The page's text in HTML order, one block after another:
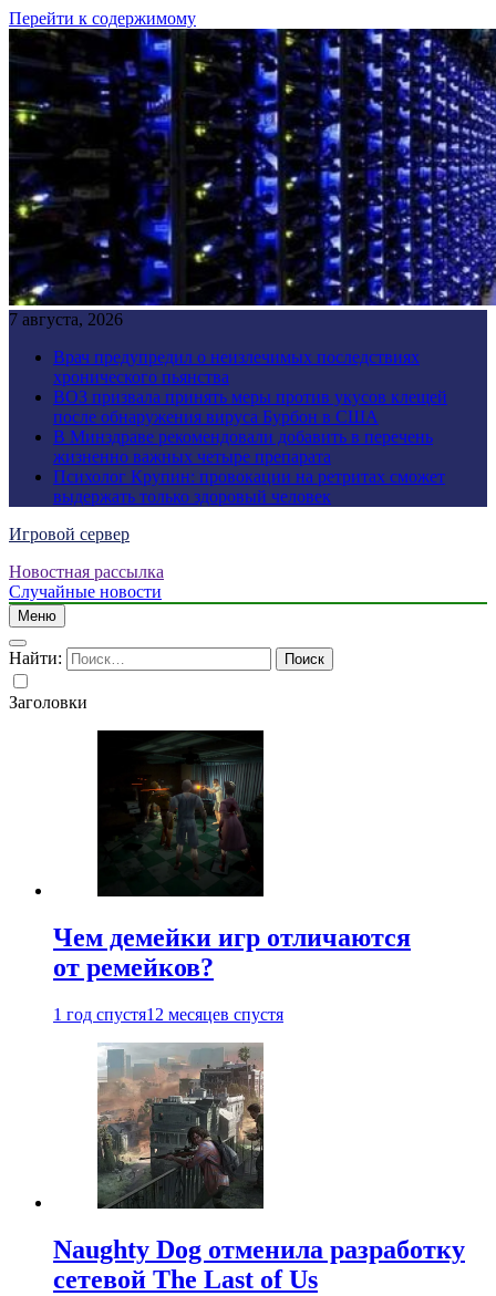
Перейти к содержимому
7 августа, 2026
Врач предупредил о неизлечимых последствиях
хронического пьянства
ВОЗ призвала принять меры против укусов клещей
после обнаружения вируса Бурбон в США
В Минздраве рекомендовали добавить в перечень
жизненно важных четыре препарата
Психолог Крупин: провокации на ретритах сможет
выдержать только здоровый человек
Игровой сервер
Новостная рассылка
Случайные новости
Меню
Найти:
Заголовки
Чем демейки игр отличаются
от ремейков?
1 год спустя12 месяцев спустя
Naughty Dog отменила разработку
сетевой The Last of Us